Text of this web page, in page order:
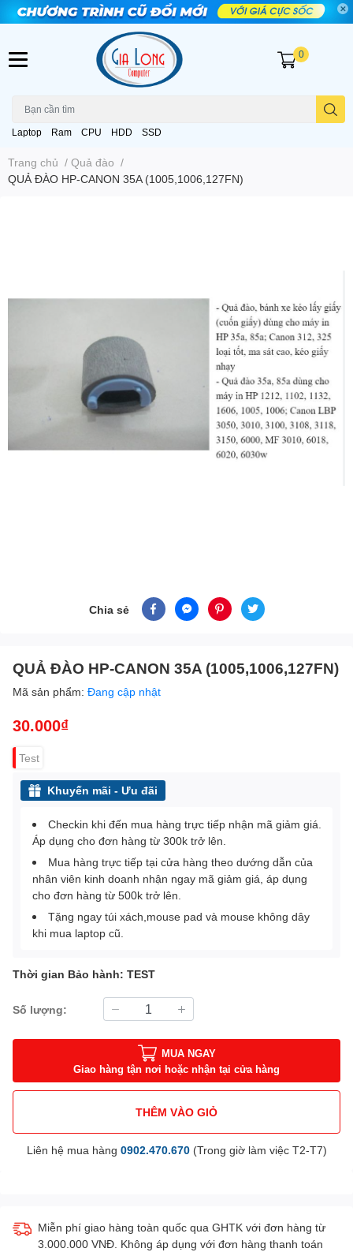
Laptop Ram CPU HDD SSD
0
Trang chủ / Quả đào /
QUẢ ĐÀO HP-CANON 35A (1005,1006,127FN)
Chia sẻ
QUẢ ĐÀO HP-CANON 35A (1005,1006,127FN)
Mã sản phẩm: Đang cập nhật
30.000₫
Test
Khuyến mãi - Ưu đãi
Checkin khi đến mua hàng trực tiếp nhận mã giảm giá.
Áp dụng cho đơn hàng từ 300k trở lên.
Mua hàng trực tiếp tại cửa hàng theo dướng dẫn của
nhân viên kinh doanh nhận ngay mã giảm giá, áp dụng
cho đơn hàng từ 500k trở lên.
Tặng ngay túi xách,mouse pad và mouse không dây
khi mua laptop cũ.
Thời gian Bảo hành: TEST
Số lượng:
MUA NGAY
Giao hàng tận nơi hoặc nhận tại cửa hàng
THÊM VÀO GIỎ
Liên hệ mua hàng 0902.470.670(Trong giờ làm việc T2-T7)
Miễn phí giao hàng toàn quốc qua GHTK với đơn hàng từ
3.000.000 VNĐ. Không áp dụng với đơn hàng thanh toán